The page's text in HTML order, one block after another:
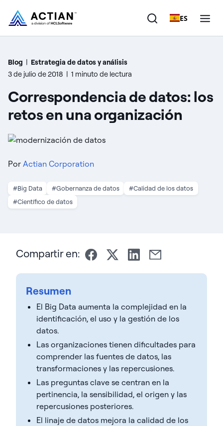
ES
Productos
Clientes
Empresa
Blog | Estrategia de datos y análisis
3 de julio de 2018 | 1 minuto de lectura
Correspondencia de datos: los
retos en una organización
Por Actian Corporation
#Big Data #Gobernanza de datos
#Calidad de los datos
#Científico de datos
Compartir en:
Resumen
El Big Data aumenta la complejidad en la
identificación, el uso y la gestión de los
datos.
Las organizaciones tienen dificultades para
comprender las fuentes de datos, las
transformaciones y las repercusiones.
Las preguntas clave se centran en la
pertinencia, la sensibilidad, el origen y las
repercusiones posteriores.
El linaje de datos mejora la calidad de los